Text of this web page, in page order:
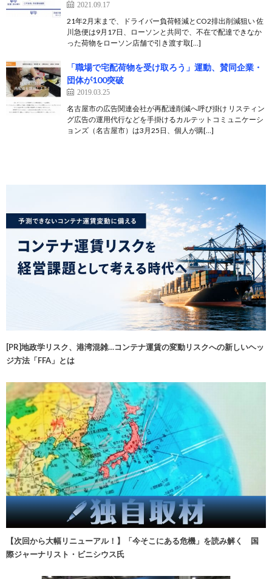
2021.09.17
21年2月末まで、ドライバー負荷軽減とCO2排出削減狙い 佐
川急便は9月17日、ローソンと共同で、不在で配達できなか
った荷物をローソン店舗で引き渡す取[…]
「職場で宅配荷物を受け取ろう」運動、賛同企業・
団体が100突破
2019.03.25
名古屋市の広告関連会社が再配達削減へ呼び掛け リスティン
グ広告の運用代行などを手掛けるカルテットコミュニケーシ
ョンズ（名古屋市）は3月25日、個人が購[…]
[PR]地政学リスク、港湾混雑…コンテナ運賃の変動リスクへの新しいヘッ
ジ方法「FFA」とは
【次回から大幅リニューアル！】「今そこにある危機」を読み解く 国
際ジャーナリスト・ビニシウス氏